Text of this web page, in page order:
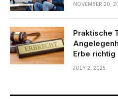
NOVEMBER 20,
Praktische
Erbe richtig
JULY 2, 2025